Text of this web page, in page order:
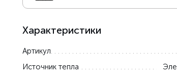
Характеристики
Артикул
Источник тепла